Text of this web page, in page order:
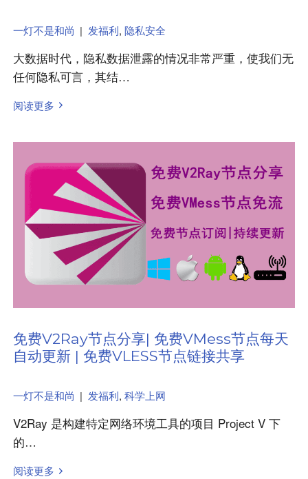
一灯不是和尚 | 发福利, 隐私安全
大数据时代，隐私数据泄露的情况非常严重，使我们无
任何隐私可言，其结…
阅读更多
免费V2Ray节点分享| 免费VMess节点每天
自动更新 | 免费VLESS节点链接共享
一灯不是和尚 | 发福利, 科学上网
V2Ray 是构建特定网络环境工具的项目 Project V 下
的…
阅读更多